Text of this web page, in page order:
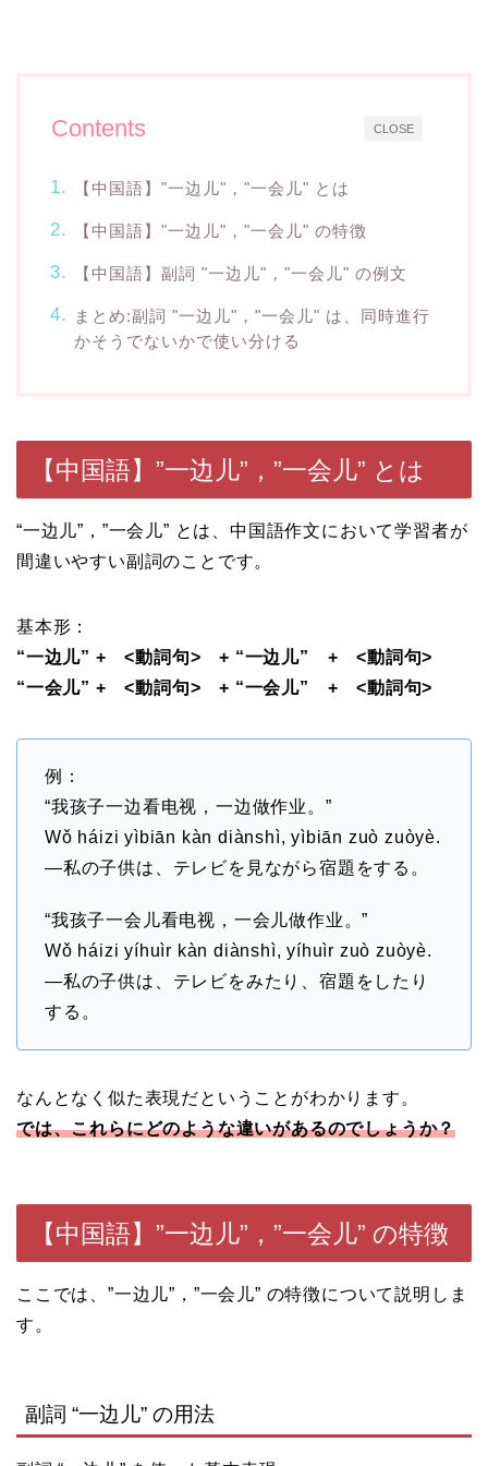
CLOSE
Contents
【中国語】"一边儿"，"一会儿" とは
【中国語】"一边儿"，"一会儿" の特徴
【中国語】副詞 "一边儿"，"一会儿" の例文
まとめ:副詞 "一边儿"，"一会儿" は、同時進行
かそうでないかで使い分ける
【中国語】”一边儿”，”一会儿” とは
“一边儿”，”一会儿” とは、中国語作文において学習者が
間違いやすい副詞のことです。
基本形：
“一边儿” + <動詞句> + “一边儿” + <動詞句>
“一会儿” + <動詞句> + “一会儿” + <動詞句>
例：
“我孩子一边看电视，一边做作业。”
Wǒ háizi yìbiān kàn diànshì, yìbiān zuò zuòyè.
—私の子供は、テレビを見ながら宿題をする。
“我孩子一会儿看电视，一会儿做作业。”
Wǒ háizi yíhuìr kàn diànshì, yíhuìr zuò zuòyè.
—私の子供は、テレビをみたり、宿題をしたり
する。
なんとなく似た表現だということがわかります。
では、これらにどのような違いがあるのでしょうか？
【中国語】”一边儿”，”一会儿” の特徴
ここでは、”一边儿”，”一会儿” の特徴について説明しま
す。
副詞 “一边儿” の用法